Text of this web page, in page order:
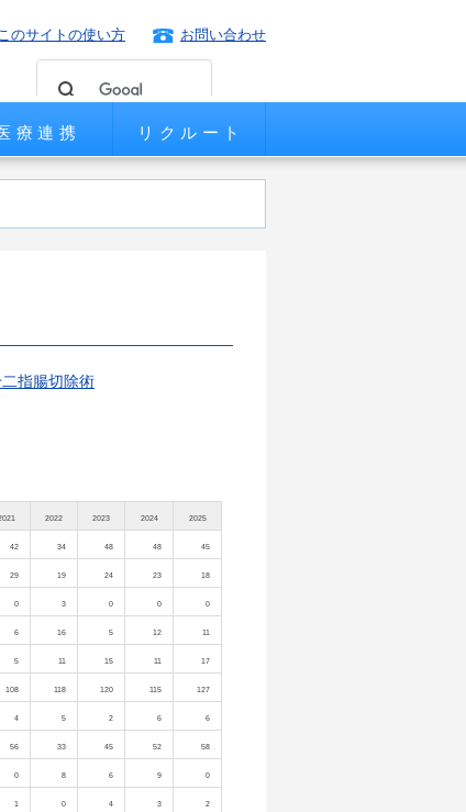
のサイトの使い方 お問い合わせ
療連携 リクルート
指腸切除術
2022 2023 2024 2025
42 34 48 48 45
29 19 24 23 18
0 3 0 0 0
6 16 5 12 11
5 11 15 11 17
108 118 120 115 127
4 5 2 6 6
56 33 45 52 58
0 8 6 9 0
1 0 4 3 2